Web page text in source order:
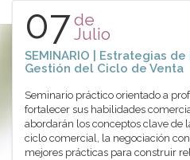
07de
Julio
SEMINARIO | Estrategias
Gestión del Ciclo de Venta
Seminario práctico orientado a
fortalecer sus habilidades
abordarán los conceptos clave de
ciclo comercial, la negociación
mejores prácticas para construir